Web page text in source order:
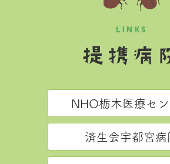
LINKS
提携病
NHO栃木医療セン
済生会宇都宮病